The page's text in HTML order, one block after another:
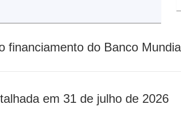
financiamento do Banco
em 31 de julho de 2026